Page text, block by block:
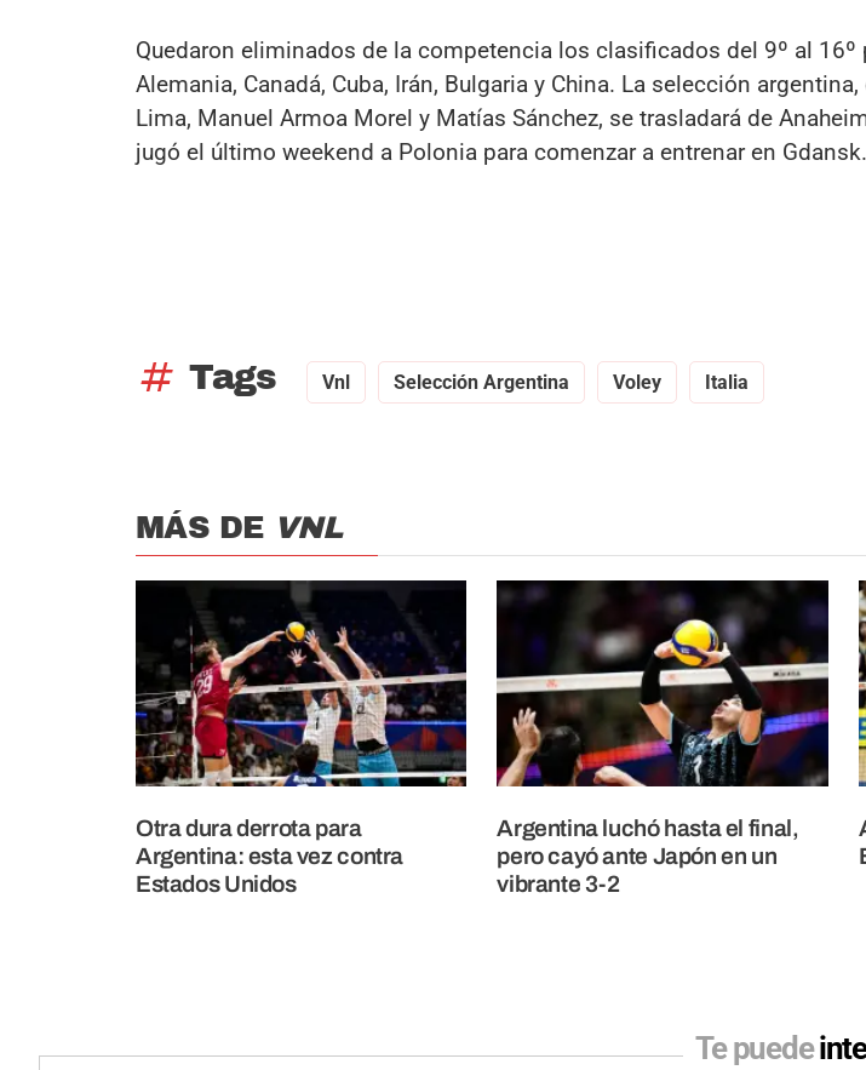
Quedaron eliminados de la competencia los clasificados del 9º al 16º
Alemania, Canadá, Cuba, Irán, Bulgaria y China. La selección
Lima, Manuel Armoa Morel y Matías Sánchez, se trasladará de
jugó el último weekend a Polonia para comenzar a entrenar en Gdansk.
tag Tags Vnl Selección Argentina Voley Italia
MÁS DE VNL
Otra dura derrota para
Argentina: esta vez contra
Estados Unidos
Argentina luchó hasta el final,
pero cayó ante Japón en un
vibrante 3-2
Te puede